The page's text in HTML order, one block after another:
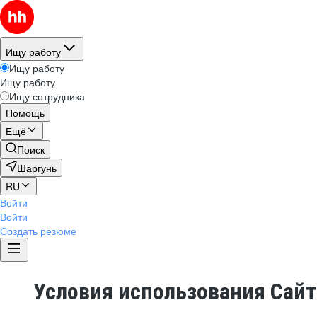
Ищу работу
Ищу работу
Ищу работу
Ищу сотрудника
Помощь
Ещё
Поиск
Шаргунь
RU
Войти
Войти
Создать резюме
Условия использования